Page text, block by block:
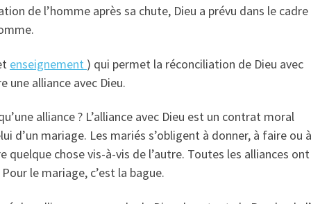
de l’homme après sa chute, Dieu a prévu dans le cadre
enseignement ) qui permet la réconciliation de Dieu avec
une alliance avec Dieu.
alliance ? L’alliance avec Dieu est un contrat moral
d’un mariage. Les mariés s’obligent à donner, à faire ou à
quelque chose vis-à-vis de l’autre. Toutes les alliances ont
le mariage, c’est la bague.